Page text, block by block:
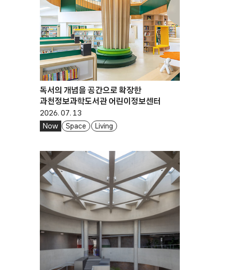
독서의 개념을 공간으로 확장한
과천정보과학도서관 어린이정보센터
2026. 07. 13
Now Space Living